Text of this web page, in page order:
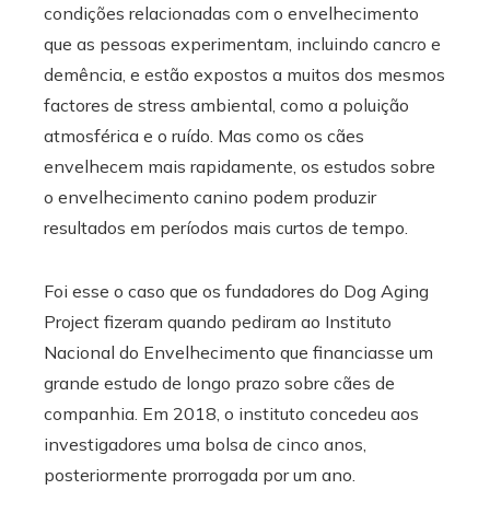
condições relacionadas com o envelhecimento
que as pessoas experimentam, incluindo cancro e
demência, e estão expostos a muitos dos mesmos
factores de stress ambiental, como a poluição
atmosférica e o ruído. Mas como os cães
envelhecem mais rapidamente, os estudos sobre
o envelhecimento canino podem produzir
resultados em períodos mais curtos de tempo.
Foi esse o caso que os fundadores do Dog Aging
Project fizeram quando pediram ao Instituto
Nacional do Envelhecimento que financiasse um
grande estudo de longo prazo sobre cães de
companhia. Em 2018, o instituto concedeu aos
investigadores uma bolsa de cinco anos,
posteriormente prorrogada por um ano.